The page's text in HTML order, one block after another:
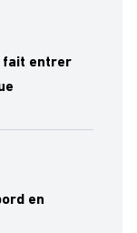
fait entrer
en